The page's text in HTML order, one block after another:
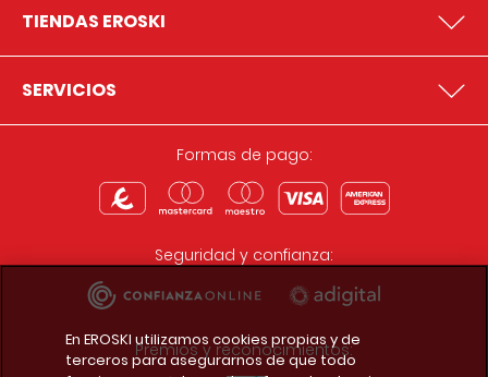
TIENDAS EROSKI
SERVICIOS
Formas de pago:
Seguridad y confianza:
Premios y reconocimientos:
En EROSKI utilizamos cookies propias y de
terceros para asegurarnos de que todo